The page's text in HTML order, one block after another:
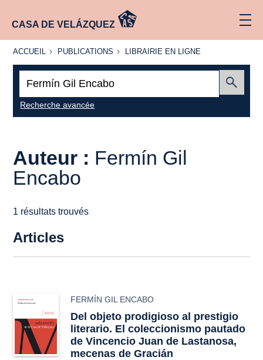
CASA DE VELÁZQUEZ
ACCUEIL
ACCUEIL PUBLICATIONS
PUBLICATIONS
LIBRAIRIE
LIBRAIRIE EN LIGNE
Recherche avancée
Auteur : Fermín Gil
Encabo
1 résultats trouvés
Articles
FERMÍN GIL ENCABO
Del objeto prodigioso al prestigio
literario. El coleccionismo pautado
de Vincencio Juan de Lastanosa,
mecenas de Gracián